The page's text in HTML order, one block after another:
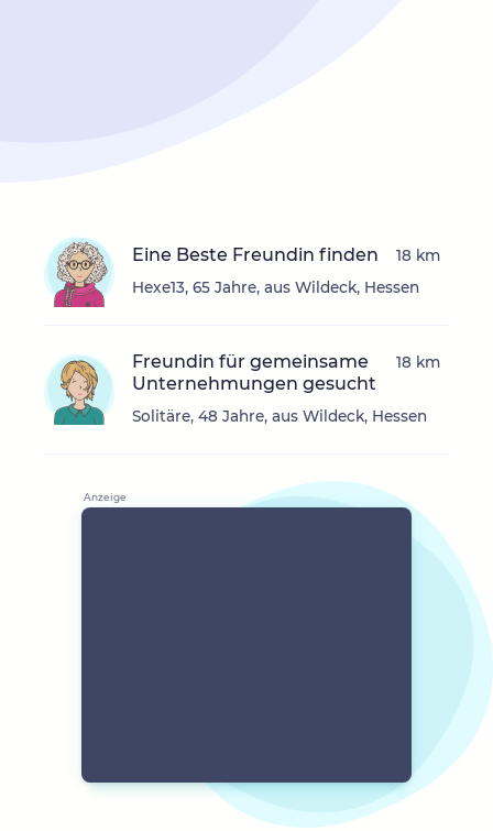
Eine Beste Freundin finden
Hexe13, 65 Jahre, aus Wildeck, Hessen
18 km
Freundin für gemeinsame
Unternehmungen gesucht
Solitäre, 48 Jahre, aus Wildeck, Hessen
18 km